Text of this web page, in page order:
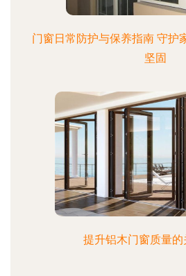
门窗日常防护与保养指南 守护
坚固
提升铝木门窗质量的